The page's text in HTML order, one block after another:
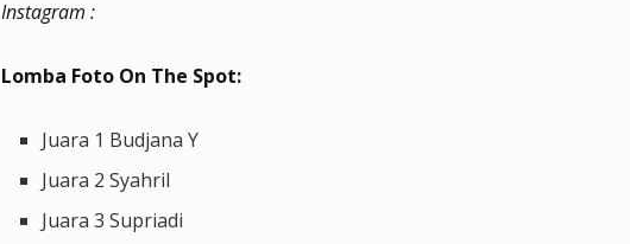
Instagram :
Lomba Foto On The Spot:
Juara 1 Budjana Y
Juara 2 Syahril
Juara 3 Supriadi